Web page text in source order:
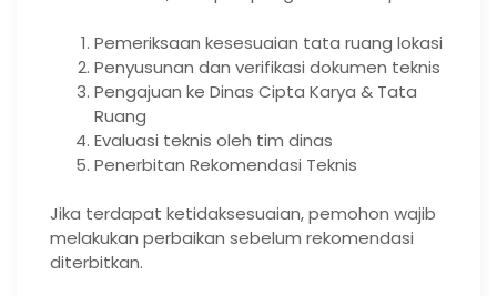
Pemeriksaan kesesuaian tata ruang lokasi
Penyusunan dan verifikasi dokumen teknis
Pengajuan ke Dinas Cipta Karya & Tata
Ruang
Evaluasi teknis oleh tim dinas
Penerbitan Rekomendasi Teknis
Jika terdapat ketidaksesuaian, pemohon wajib
melakukan perbaikan sebelum rekomendasi
diterbitkan.